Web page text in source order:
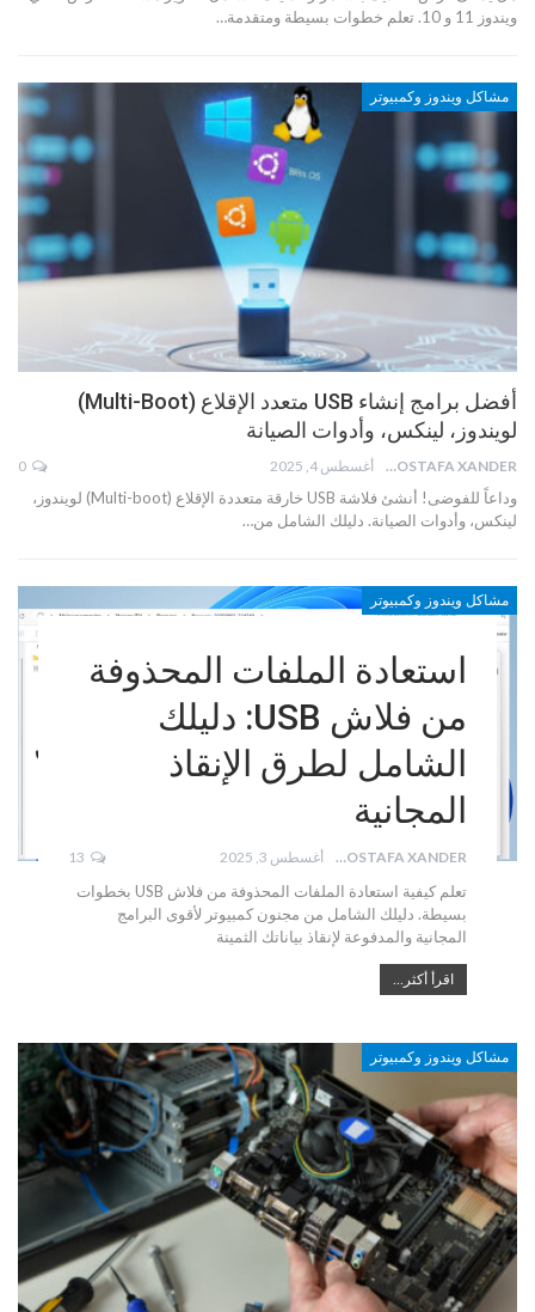
ويندوز 11 و 10. تعلم خطوات بسيطة ومتقدمة…
مشاكل ويندوز وكمبيوتر
أفضل برامج إنشاء USB متعدد الإقلاع (Multi-Boot)
لويندوز، لينكس، وأدوات الصيانة
MOSTAFA XANDER أغسطس 4, 2025
وداعاً للفوضى! أنشئ فلاشة USB خارقة متعددة الإقلاع (Multi-boot) لويندوز،
لينكس، وأدوات الصيانة. دليلك الشامل من…
مشاكل ويندوز وكمبيوتر
استعادة الملفات المحذوفة
من فلاش USB: دليلك
الشامل لطرق الإنقاذ
المجانية
MOSTAFA XANDER أغسطس 3, 2025
تعلم كيفية استعادة الملفات المحذوفة من فلاش USB بخطوات
بسيطة. دليلك الشامل من مجنون كمبيوتر لأقوى البرامج
المجانية والمدفوعة لإنقاذ بياناتك الثمينة
اقرأ أكثر...
مشاكل ويندوز وكمبيوتر